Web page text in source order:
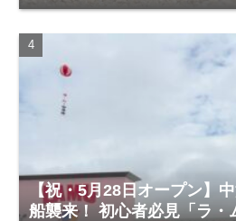
【祝・5月28日オープン】
船襲来！ 初心者必見「ラ・